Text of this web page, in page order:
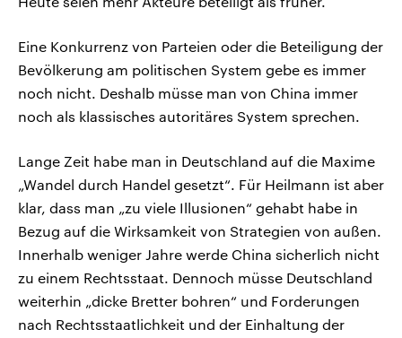
Eine Konkurrenz von Parteien oder die Beteiligung der
Bevölkerung am politischen System gebe es immer
noch nicht. Deshalb müsse man von China immer
noch als klassisches autoritäres System sprechen.
Lange Zeit habe man in Deutschland auf die Maxime
„Wandel durch Handel gesetzt“. Für Heilmann ist aber
klar, dass man „zu viele Illusionen“ gehabt habe in
Bezug auf die Wirksamkeit von Strategien von außen.
Innerhalb weniger Jahre werde China sicherlich nicht
zu einem Rechtsstaat. Dennoch müsse Deutschland
weiterhin „dicke Bretter bohren“ und Forderungen
nach Rechtsstaatlichkeit und der Einhaltung der